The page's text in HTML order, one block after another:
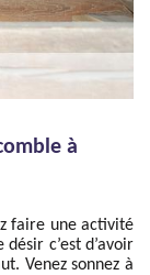
à
faire une activité
c’est d’avoir
Venez sonnez à